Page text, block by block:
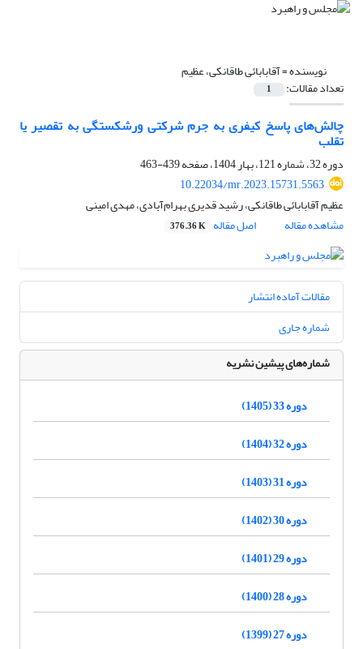
نویسنده =آقابابائی طاقانکی، عظیم
تعداد مقالات: 1
چالش‌های پاسخ کیفری به جرم شرکتی ورشکستگی به تقصیر یا
تقلب
دوره 32، شماره 121، بهار 1404، صفحه
439-463
10.22034/mr.2023.15731.5563
عظیم آقابابائی طاقانکی، رشید قدیری بهرام‌آبادی، مهدی امینی
مشاهده مقاله
اصل مقاله 376.36 K
مقالات آماده انتشار
شماره جاری
شماره‌های پیشین نشریه
دوره 33 (1405)
دوره 32 (1404)
دوره 31 (1403)
دوره 30 (1402)
دوره 29 (1401)
دوره 28 (1400)
دوره 27 (1399)